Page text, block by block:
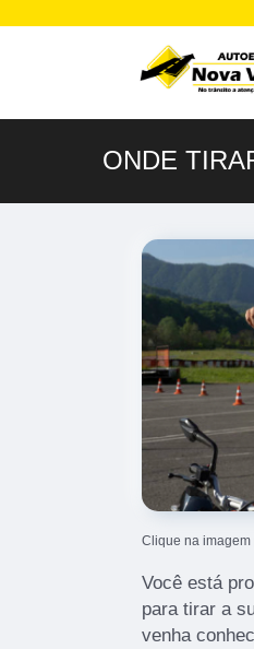
ONDE
Clique na
Você está
para tirar a
venha